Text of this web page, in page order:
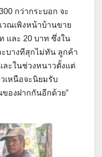
กว่ากระบอก จะ
วณเพิงหน้าบ้านขาย
และ 20 บาท ซึ่งใน
บางทีสุกไม่ทัน ลูกค้า
ละในช่วงหนาวตั้งแต่
เหนือจะนิยมรับ
องฝากกันอีกด้วย”